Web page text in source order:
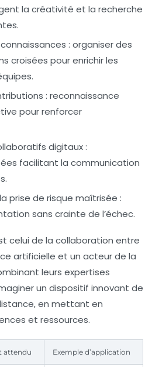
la créativité et la recherche
: organiser des
croisées pour enrichir les
: reconnaissance
pour renforcer
digitaux :
facilitant la communication
prise de risque maîtrisée :
sans crainte de l’échec.
celui de la collaboration entre
artificielle et un acteur de la
leurs expertises
un dispositif innovant de
en mettant en
et ressources.
attendu Exemple d’application